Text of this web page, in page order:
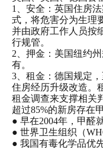
1、安全：英国住房
式，将危害分为生理
并由政府工作人员按
行规管。
2、押金：美国纽约
有。
3、租金：德国规定
住房经历升级改造。
租金调查来支撑相关
超过85%的新房存在
● 早在2004年，甲醛
● 世界卫生组织（
● 我国有毒化学品优